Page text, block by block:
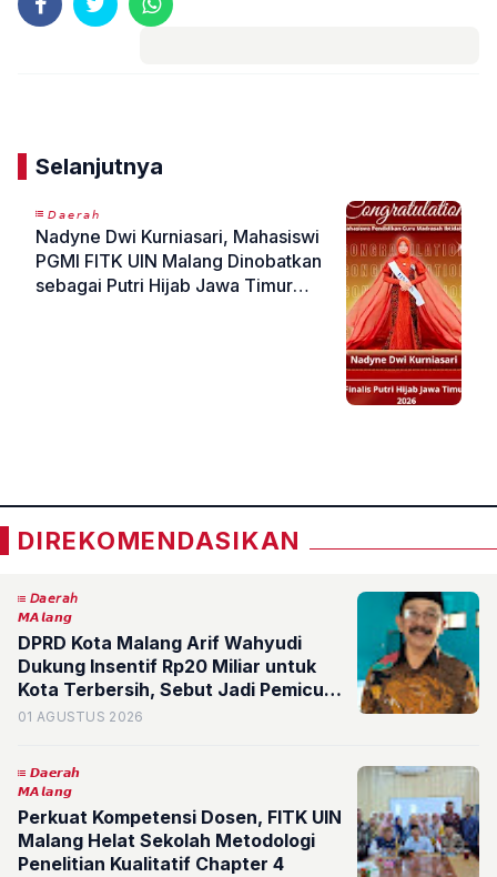
Selanjutnya
𝘋𝘢𝘦𝘳𝘢𝘩
Nadyne Dwi Kurniasari, Mahasiswi
PGMI FITK UIN Malang Dinobatkan
sebagai Putri Hijab Jawa Timur
DIREKOMENDASIKAN
𝘋𝘢𝘦𝘳𝘢𝘩
𝙈𝘼𝙡𝙖𝙣𝙜
DPRD Kota Malang Arif Wahyudi
Dukung Insentif Rp20 Miliar untuk
Kota Terbersih, Sebut Jadi Pemicu
Kolaborasi Warga dan Pemerintah
01 AGUSTUS 2026
𝘿𝙖𝙚𝙧𝙖𝙝
𝙈𝘼𝙡𝙖𝙣𝙜
Perkuat Kompetensi Dosen, FITK UIN
Malang Helat Sekolah Metodologi
Penelitian Kualitatif Chapter 4